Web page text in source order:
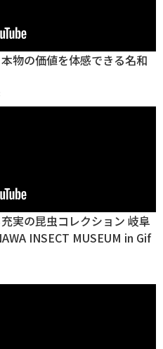
物の価値を体感できる名和
実の昆虫コレクション 岐阜
INSECT MUSEUM in Gif